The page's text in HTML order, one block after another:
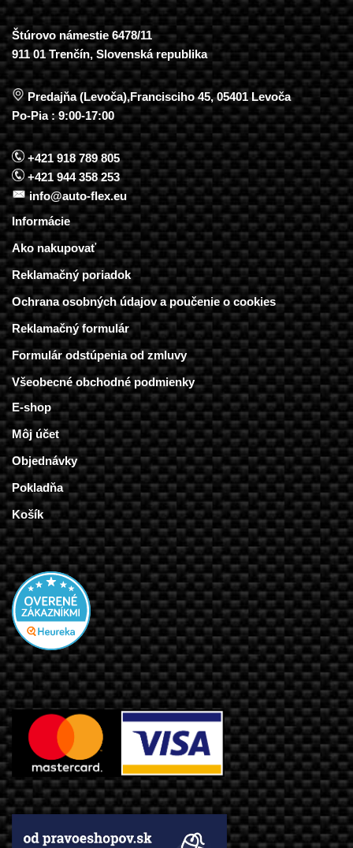
Štúrovo námestie 6478/11
911 01 Trenčín, Slovenská republika
Predajňa (Levoča),Francisciho 45, 05401 Levoča
Po-Pia : 9:00-17:00
+421 918 789 805
+421 944 358 253
info@auto-flex.eu
Informácie
Ako nakupovať
Reklamačný poriadok
Ochrana osobných údajov a poučenie o cookies
Reklamačný formulár
Formulár odstúpenia od zmluvy
Všeobecné obchodné podmienky
E-shop
Môj účet
Objednávky
Pokladňa
Košík